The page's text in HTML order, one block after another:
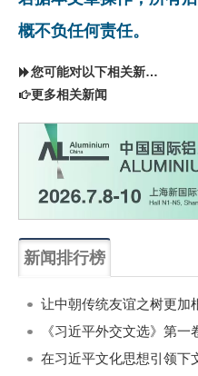
概不负任何责任。
您可能对以下相关新闻同样感兴趣
更多相关新闻
新闻排行榜
《习近平外交文选》第